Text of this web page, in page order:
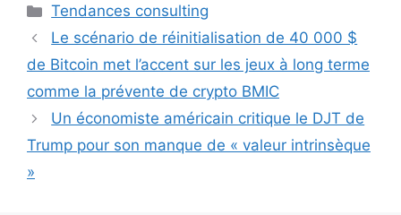
Catégories
Tendances consulting
Le scénario de réinitialisation de 40 000 $
de Bitcoin met l’accent sur les jeux à long terme
comme la prévente de crypto BMIC
Un économiste américain critique le DJT de
Trump pour son manque de « valeur intrinsèque
»